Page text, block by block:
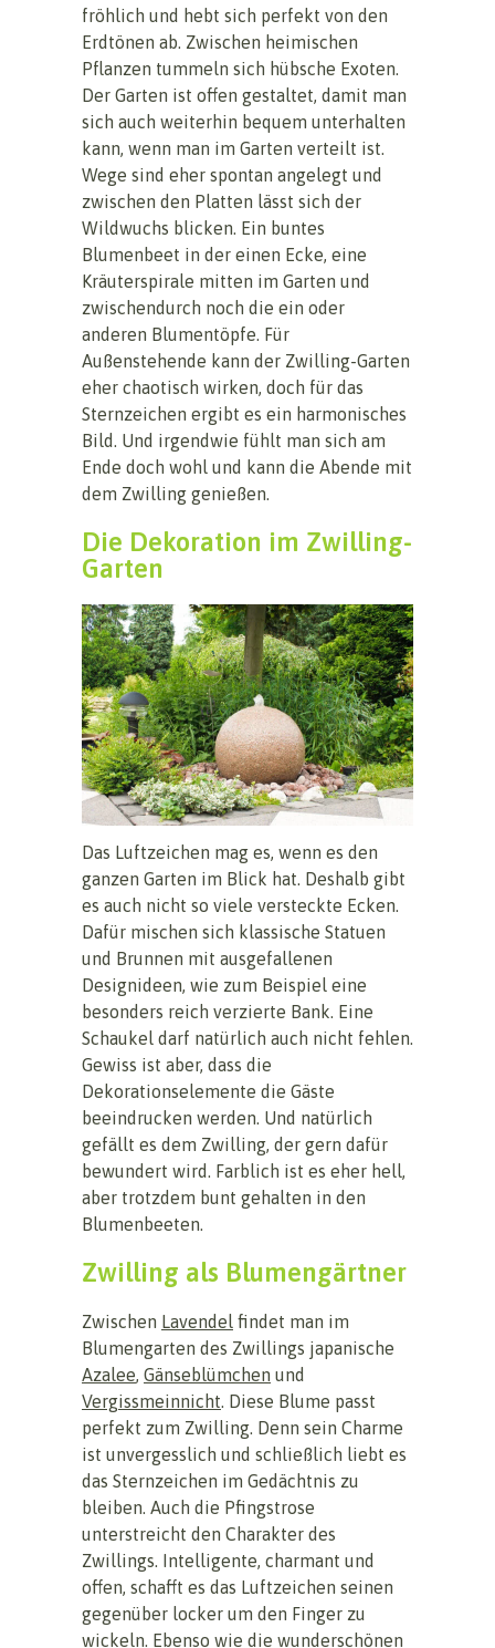
fröhlich und hebt sich perfekt von den
Erdtönen ab. Zwischen heimischen
Pflanzen tummeln sich hübsche Exoten.
Der Garten ist offen gestaltet, damit man
sich auch weiterhin bequem unterhalten
kann, wenn man im Garten verteilt ist.
Wege sind eher spontan angelegt und
zwischen den Platten lässt sich der
Wildwuchs blicken. Ein buntes
Blumenbeet in der einen Ecke, eine
Kräuterspirale mitten im Garten und
zwischendurch noch die ein oder
anderen Blumentöpfe. Für
Außenstehende kann der Zwilling-Garten
eher chaotisch wirken, doch für das
Sternzeichen ergibt es ein harmonisches
Bild. Und irgendwie fühlt man sich am
Ende doch wohl und kann die Abende mit
dem Zwilling genießen.
Die Dekoration im Zwilling-
Garten
Das Luftzeichen mag es, wenn es den
ganzen Garten im Blick hat. Deshalb gibt
es auch nicht so viele versteckte Ecken.
Dafür mischen sich klassische Statuen
und Brunnen mit ausgefallenen
Designideen, wie zum Beispiel eine
besonders reich verzierte Bank. Eine
Schaukel darf natürlich auch nicht fehlen.
Gewiss ist aber, dass die
Dekorationselemente die Gäste
beeindrucken werden. Und natürlich
gefällt es dem Zwilling, der gern dafür
bewundert wird. Farblich ist es eher hell,
aber trotzdem bunt gehalten in den
Blumenbeeten.
Zwilling als Blumengärtner
Zwischen Lavendel findet man im
Blumengarten des Zwillings japanische
Azalee, Gänseblümchen und
Vergissmeinnicht. Diese Blume passt
perfekt zum Zwilling. Denn sein Charme
ist unvergesslich und schließlich liebt es
das Sternzeichen im Gedächtnis zu
bleiben. Auch die Pfingstrose
unterstreicht den Charakter des
Zwillings. Intelligente, charmant und
offen, schafft es das Luftzeichen seinen
gegenüber locker um den Finger zu
wickeln. Ebenso wie die wunderschönen